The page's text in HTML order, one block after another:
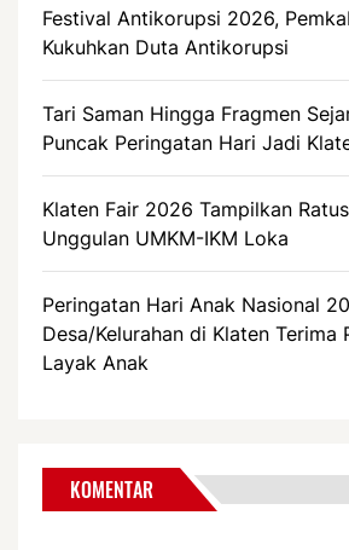
Festival Antikorupsi 2026,
Kukuhkan Duta Antikorupsi
Tari Saman Hingga Fragmen
Puncak Peringatan Hari Jadi
Klaten Fair 2026 Tampilkan
Unggulan UMKM-IKM Loka
Peringatan Hari Anak Nasional
Desa/Kelurahan di Klaten Terima
Layak Anak
KOMENTAR